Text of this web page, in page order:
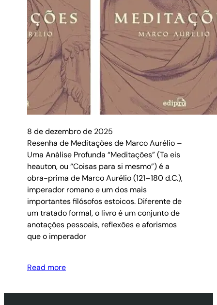
8 de dezembro de 2025
Resenha de Meditações de Marco Aurélio –
Uma Análise Profunda “Meditações” (Ta eis
heauton, ou “Coisas para si mesmo”) é a
obra-prima de Marco Aurélio (121–180 d.C.),
imperador romano e um dos mais
importantes filósofos estoicos. Diferente de
um tratado formal, o livro é um conjunto de
anotações pessoais, reflexões e aforismos
que o imperador
Read more